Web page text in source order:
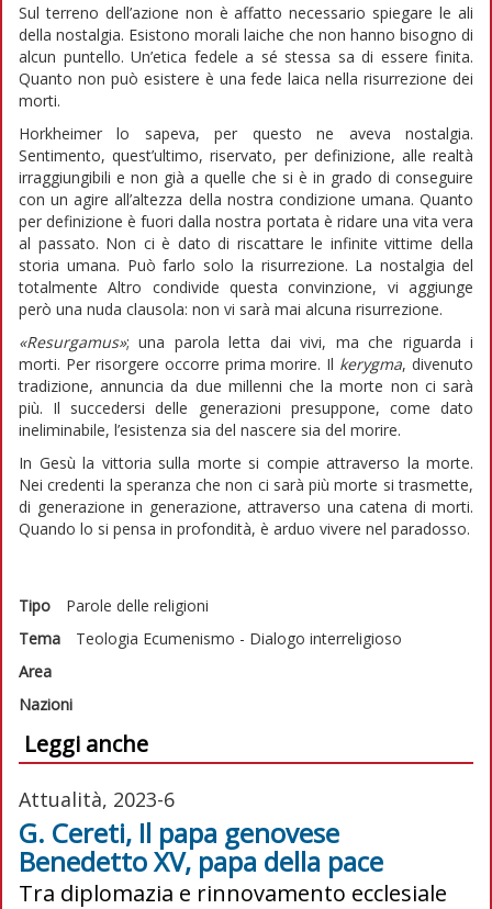
Sul terreno dell’azione non è affatto necessario spiegare le ali
della nostalgia. Esistono morali laiche che non hanno bisogno di
alcun puntello. Un’etica fedele a sé stessa sa di essere finita.
Quanto non può esistere è una fede laica nella risurrezione dei
morti.
Horkheimer lo sapeva, per questo ne aveva nostalgia.
Sentimento, quest’ultimo, riservato, per definizione, alle realtà
irraggiungibili e non già a quelle che si è in grado di conseguire
con un agire all’altezza della nostra condizione umana. Quanto
per definizione è fuori dalla nostra portata è ridare una vita vera
al passato. Non ci è dato di riscattare le infinite vittime della
storia umana. Può farlo solo la risurrezione. La nostalgia del
totalmente Altro condivide questa convinzione, vi aggiunge
però una nuda clausola: non vi sarà mai alcuna risurrezione.
«Resurgamus»; una parola letta dai vivi, ma che riguarda i
morti. Per risorgere occorre prima morire. Il kerygma, divenuto
tradizione, annuncia da due millenni che la morte non ci sarà
più. Il succedersi delle generazioni presuppone, come dato
ineliminabile, l’esistenza sia del nascere sia del morire.
In Gesù la vittoria sulla morte si compie attraverso la morte.
Nei credenti la speranza che non ci sarà più morte si trasmette,
di generazione in generazione, attraverso una catena di morti.
Quando lo si pensa in profondità, è arduo vivere nel paradosso.
Tipo
Parole delle religioni
Tema
Teologia Ecumenismo - Dialogo interreligioso
Area
Nazioni
Leggi anche
Attualità, 2023-6
G. Cereti, Il papa genovese
Benedetto XV, papa della pace
Tra diplomazia e rinnovamento ecclesiale